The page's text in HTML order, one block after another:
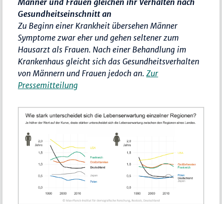
Gesundheitseinschnitt an
Zu Beginn einer Krankheit übersehen Männer
Symptome zwar eher und gehen seltener zum
Hausarzt als Frauen. Nach einer Behandlung im
Krankenhaus gleicht sich das Gesundheitsverhalten
von Männern und Frauen jedoch an.Zur
Pressemitteilung